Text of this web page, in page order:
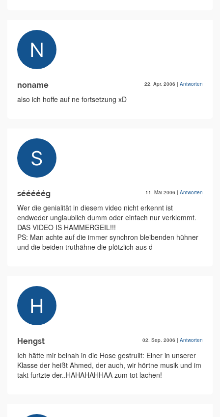
noname 22. Apr. 2006 | Antworten
also ich hoffe auf ne fortsetzung xD
sééééég 11. Mai 2006 | Antworten
Wer die genialität in diesem video nicht erkennt ist
endweder unglaublich dumm oder einfach nur verklemmt.
DAS VIDEO IS HAMMERGEIL!!!
PS: Man achte auf die immer synchron bleibenden hühner
und die beiden truthähne die plötzlich aus d
Hengst 02. Sep. 2006 | Antworten
Ich hätte mir beinah in die Hose gestrullt: Einer in unserer
Klasse der heißt Ahmed, der auch, wir hörtne musik und im
takt furtzte der..HAHAHAHHAA zum tot lachen!